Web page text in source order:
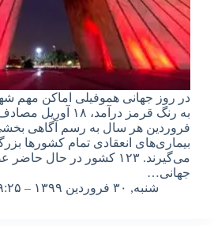
در روز جهانی هموفیلی اماکن مهم
فروردین هر سال به رسم آگاهی
بیماری‌های انعقادی تمام کشورها
می‌گیرند. ۱۲۳ کشور در حال
جهانی…
شنبه, ۳۰ فروردین ۱۳۹۹ – ۱۹:۲۵